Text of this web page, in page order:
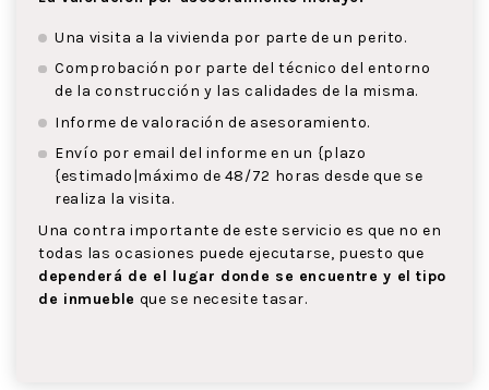
Una visita a la vivienda por parte de un perito.
Comprobación por parte del técnico del entorno
de la construcción y las calidades de la misma.
Informe de valoración de asesoramiento.
Envío por email del informe en un {plazo
{estimado|máximo de 48/72 horas desde que se
realiza la visita.
Una contra importante de este servicio es que no en
todas las ocasiones puede ejecutarse, puesto que
dependerá de el lugar donde se encuentre y el tipo
de inmueble que se necesite tasar.